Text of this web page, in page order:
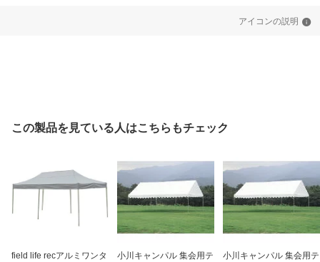
アイコンの説明
この製品を見ている人はこちらもチェック
field life recアルミワンタ
小川キャンパル 集会用テ
小川キャンパル 集会用テ